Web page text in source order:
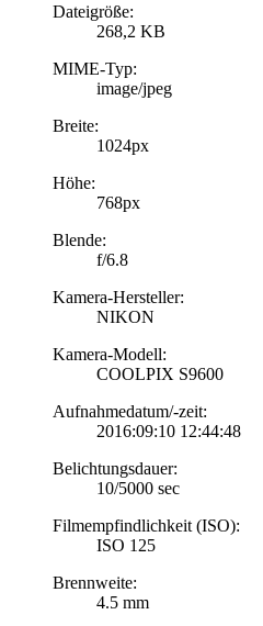
Dateigröße:
268,2 KB
MIME-Typ:
image/jpeg
Breite:
1024px
Höhe:
768px
Blende:
f/6.8
Kamera-Hersteller:
NIKON
Kamera-Modell:
COOLPIX S9600
Aufnahmedatum/-zeit:
2016:09:10 12:44:48
Belichtungsdauer:
10/5000 sec
Filmempfindlichkeit (ISO):
ISO 125
Brennweite:
4.5 mm